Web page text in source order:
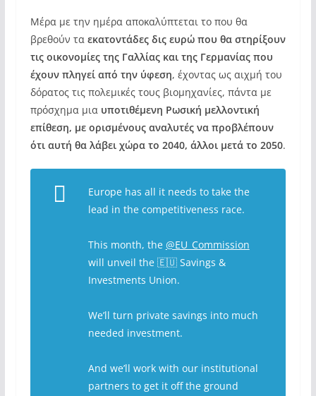
Μέρα με την ημέρα αποκαλύπτεται το που θα
βρεθούν ταεκατοντάδες δις ευρώ που θα στηρίξουν
τις οικονομίες της Γαλλίας και της Γερμανίας που
έχουν πληγεί από την ύφεση, έχοντας ως αιχμή του
δόρατος τις πολεμικές τους βιομηχανίες, πάντα με
πρόσχημα μια υποτιθέμενη Ρωσική μελλοντική
επίθεση, με ορισμένους αναλυτές να προβλέπουν
ότι αυτή θα λάβει χώρα το 2040, άλλοι μετά το 2050.
Europe has all it needs to take the
lead in the competitiveness race.
This month, the @EU_Commission
will unveil the 🇪🇺 Savings &
Investments Union.
We’ll turn private savings into much
needed investment.
And we’ll work with our institutional
partners to get it off the ground